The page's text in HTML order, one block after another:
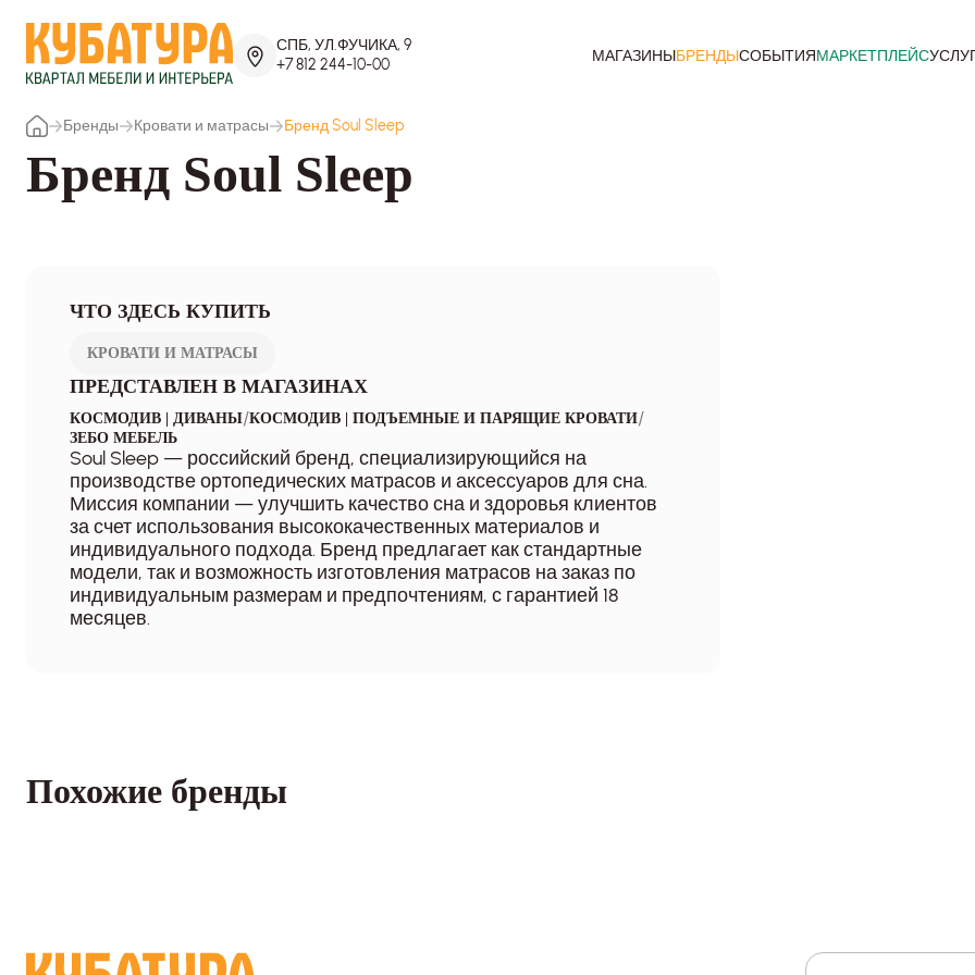
СПБ, УЛ.ФУЧИКА, 9
+7 812 244-10-00
МАГАЗИНЫБРЕНДЫСОБЫТИЯМАРКЕТПЛЕЙС
Бренды Кровати и матрасы Бренд Soul Sleep
Бренд Soul Sleep
ЧТО ЗДЕСЬ КУПИТЬ
КРОВАТИ И МАТРАСЫ
ПРЕДСТАВЛЕН В МАГАЗИНАХ
КОСМОДИВ | ДИВАНЫ/КОСМОДИВ | ПОДЪЕМНЫЕ И ПАРЯЩИЕ КРОВАТИ/
ЗЕБО МЕБЕЛЬ
Soul Sleep — российский бренд, специализирующийся на
производстве ортопедических матрасов и аксессуаров для сна.
Миссия компании — улучшить качество сна и здоровья клиентов
за счет использования высококачественных материалов и
индивидуального подхода. Бренд предлагает как стандартные
модели, так и возможность изготовления матрасов на заказ по
индивидуальным размерам и предпочтениям, с гарантией 18
месяцев.
Похожие бренды